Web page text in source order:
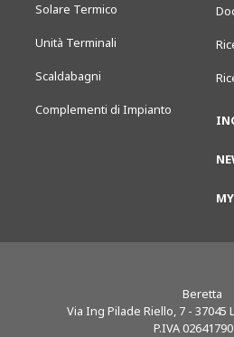
Solare Termico
Unità Terminali
Scaldabagni
Complementi di Impianto
Beretta
Via Ing Pilade Riello, 7 - 37045
P.IVA